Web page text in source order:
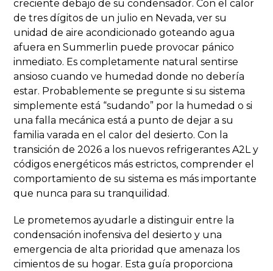
creciente debajo de su condensador. Con el calor
de tres dígitos de un julio en Nevada, ver su
unidad de aire acondicionado goteando agua
afuera en Summerlin puede provocar pánico
inmediato. Es completamente natural sentirse
ansioso cuando ve humedad donde no debería
estar. Probablemente se pregunte si su sistema
simplemente está “sudando” por la humedad o si
una falla mecánica está a punto de dejar a su
familia varada en el calor del desierto. Con la
transición de 2026 a los nuevos refrigerantes A2L y
códigos energéticos más estrictos, comprender el
comportamiento de su sistema es más importante
que nunca para su tranquilidad.
Le prometemos ayudarle a distinguir entre la
condensación inofensiva del desierto y una
emergencia de alta prioridad que amenaza los
cimientos de su hogar. Esta guía proporciona